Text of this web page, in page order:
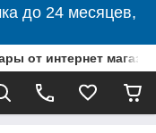
до 24 месяцев,
от интернет